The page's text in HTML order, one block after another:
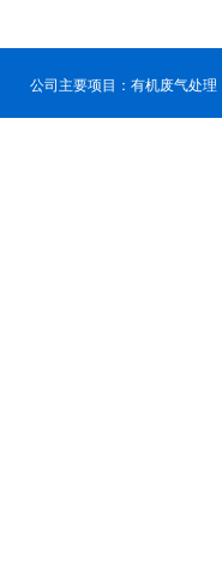
公司主要项目： 有机废气处理